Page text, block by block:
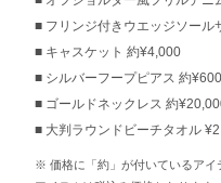
フリンジ付きウエッジソール
キャスケット 約¥4,000
シルバーフープピアス 約
ゴールドネックレス 約
大判ラウンドビーチタオル
価格に「約」が付いているア